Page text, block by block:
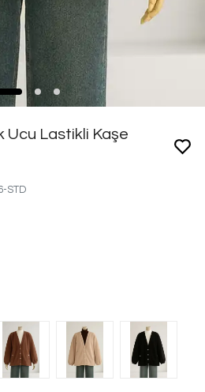
Ucu Lastikli Kaşe
STD